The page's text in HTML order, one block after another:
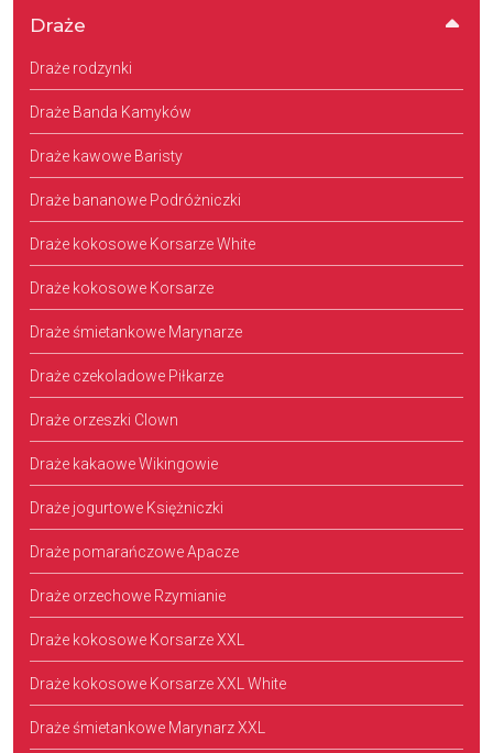
Draże
Draże rodzynki
Draże Banda Kamyków
Draże kawowe Baristy
Draże bananowe Podróżniczki
Draże kokosowe Korsarze White
Draże kokosowe Korsarze
Draże śmietankowe Marynarze
Draże czekoladowe Piłkarze
Draże orzeszki Clown
Draże kakaowe Wikingowie
Draże jogurtowe Księżniczki
Draże pomarańczowe Apacze
Draże orzechowe Rzymianie
Draże kokosowe Korsarze XXL
Draże kokosowe Korsarze XXL White
Draże śmietankowe Marynarz XXL